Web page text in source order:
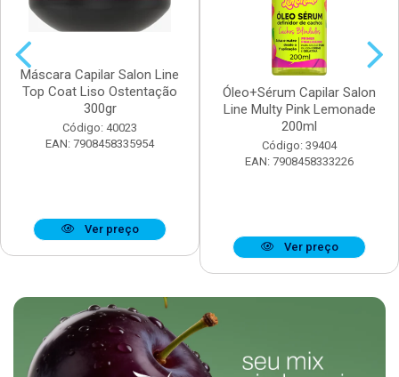
Máscara Capilar Salon Line
Top Coat Liso Ostentação
300gr
Código: 40023
EAN: 7908458335954
Ver preço
Óleo+Sérum Capilar Salon
Line Multy Pink Lemonade
200ml
Código: 39404
EAN: 7908458333226
Ver preço